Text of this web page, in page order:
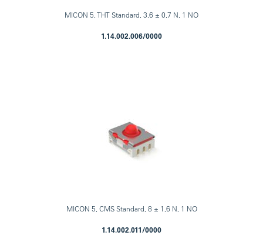
MICON 5, THT Standard, 3,6 ± 0,7 N, 1 NO
1.14.002.006/0000
MICON 5, CMS Standard, 8 ± 1,6 N, 1 NO
1.14.002.011/0000